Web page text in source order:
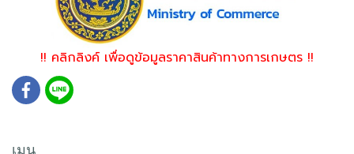
!! คลิกลิงค์ เพื่อดูข้อมูลราคาสินค้าทางการเกษตร !!
เมนู